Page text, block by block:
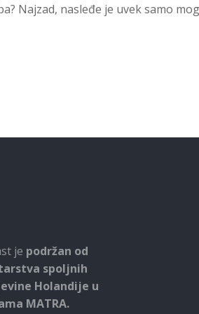
Najzad, nasleđe je uvek samo
je podržan od
spoljnih
Holandije u
MATRA.